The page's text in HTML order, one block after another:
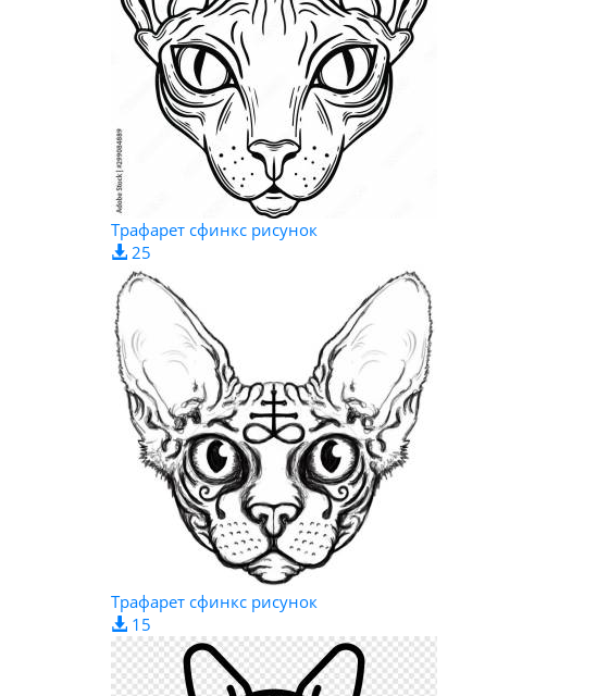
Трафарет сфинкс рисунок
25
Трафарет сфинкс рисунок
15